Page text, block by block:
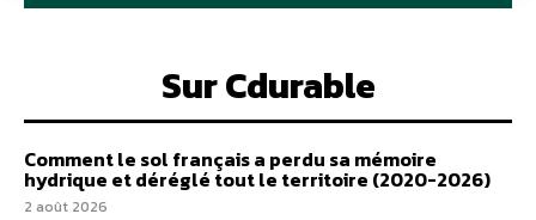
Sur Cdurable
Comment le sol français a perdu sa mémoire
hydrique et déréglé tout le territoire (2020-2026)
2 août 2026